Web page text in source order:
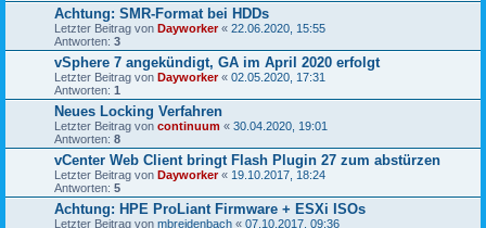
Achtung: SMR-Format bei HDDs
Letzter Beitrag von Dayworker« 22.06.2020, 15:55
Antworten: 3
vSphere 7 angekündigt, GA im April 2020 erfolgt
Letzter Beitrag von Dayworker« 02.05.2020, 17:31
Antworten: 1
Neues Locking Verfahren
Letzter Beitrag von continuum « 30.04.2020, 19:01
Antworten: 8
vCenter Web Client bringt Flash Plugin 27 zum abstürzen
Letzter Beitrag von Dayworker« 19.10.2017, 18:24
Antworten: 5
Achtung: HPE ProLiant Firmware + ESXi ISOs
Letzter Beitrag von mbreidenbach « 07.10.2017, 09:36